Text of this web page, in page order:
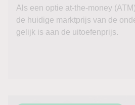
Als een optie at-the-money
de huidige marktprijs van de
gelijk is aan de uitoefenprijs.